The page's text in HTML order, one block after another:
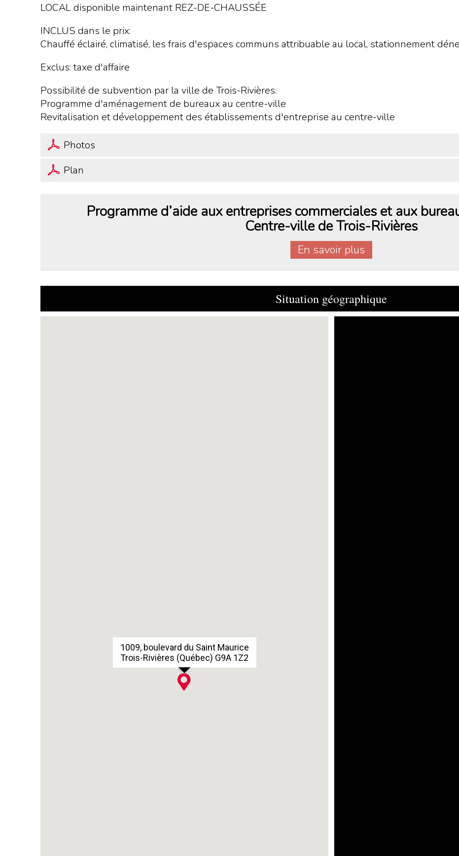
LOCAL disponible maintenant REZ-DE-CHAUSSÉE
INCLUS dans le prix:
Chauffé éclairé, climatisé, les frais d'espaces communs attribuable au local, stationnement
Exclus: taxe d'affaire
Possibilité de subvention par la ville de Trois-Rivières:
Programme d'aménagement de bureaux au centre-ville
Revitalisation et développement des établissements d'entreprise au centre-ville
Photos
Plan
Programme d’aide aux entreprises commerciales et aux
Centre-ville de Trois-Rivières
En savoir plus
Situation géographique
1009, boulevard du Saint Maurice
Trois-Rivières (Québec) G9A 1Z2